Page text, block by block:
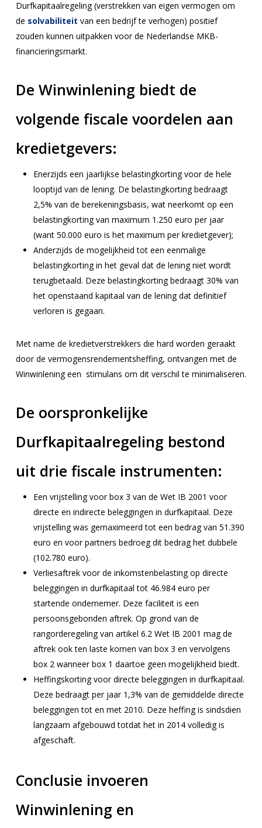
Durfkapitaalregeling (verstrekken van eigen vermogen om
de solvabiliteit van een bedrijf te verhogen) positief
zouden kunnen uitpakken voor de Nederlandse MKB-
financieringsmarkt.
De Winwinlening biedt de
volgende fiscale voordelen aan
kredietgevers:
Enerzijds een jaarlijkse belastingkorting voor de hele
looptijd van de lening. De belastingkorting bedraagt
2,5% van de berekeningsbasis, wat neerkomt op een
belastingkorting van maximum 1.250 euro per jaar
(want 50.000 euro is het maximum per kredietgever);
Anderzijds de mogelijkheid tot een eenmalige
belastingkorting in het geval dat de lening niet wordt
terugbetaald. Deze belastingkorting bedraagt 30% van
het openstaand kapitaal van de lening dat definitief
verloren is gegaan.
Met name de kredietverstrekkers die hard worden geraakt
door de vermogensrendementsheffing, ontvangen met de
Winwinlening een stimulans om dit verschil te minimaliseren.
De oorspronkelijke
Durfkapitaalregeling bestond
uit drie fiscale instrumenten:
Een vrijstelling voor box 3 van de Wet IB 2001 voor
directe en indirecte beleggingen in durfkapitaal. Deze
vrijstelling was gemaximeerd tot een bedrag van 51.390
euro en voor partners bedroeg dit bedrag het dubbele
(102.780 euro).
Verliesaftrek voor de inkomstenbelasting op directe
beleggingen in durfkapitaal tot 46.984 euro per
startende ondernemer. Deze faciliteit is een
persoonsgebonden aftrek. Op grond van de
rangorderegeling van artikel 6.2 Wet IB 2001 mag de
aftrek ook ten laste komen van box 3 en vervolgens
box 2 wanneer box 1 daartoe geen mogelijkheid biedt.
Heffingskorting voor directe beleggingen in durfkapitaal.
Deze bedraagt per jaar 1,3% van de gemiddelde directe
beleggingen tot en met 2010. Deze heffing is sindsdien
langzaam afgebouwd totdat het in 2014 volledig is
afgeschaft.
Conclusie invoeren
Winwinlening en